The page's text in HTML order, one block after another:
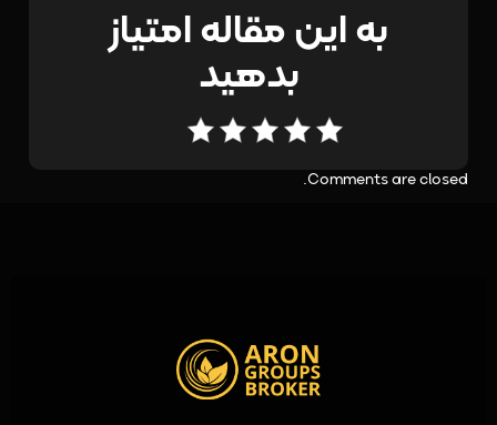
به این مقاله امتیاز
بدهید
Comments are closed.